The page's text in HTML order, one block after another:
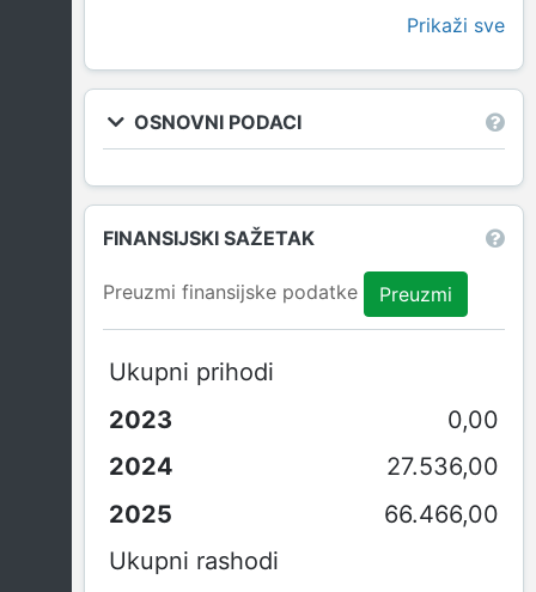
Prikaži sve
OSNOVNI PODACI
FINANSIJSKI SAŽETAK
Preuzmi finansijske podatke Preuzmi
Ukupni prihodi
0,00
27.536,00
66.466,00
Ukupni rashodi